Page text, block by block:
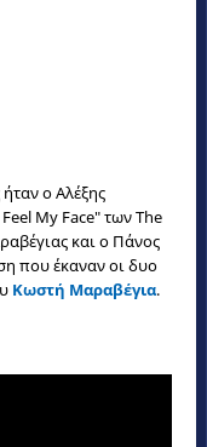
ο Αλέξης
My Face" των The
και ο Πάνος
που έκαναν οι δυο
Κωστή Μαραβέγια.